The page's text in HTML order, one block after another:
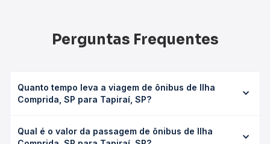
Perguntas Frequentes
Quanto tempo leva a viagem de ônibus de Ilha
Comprida, SP para Tapiraí, SP?
leva em média 3h 45min, podendo variar conforme a
Qual é o valor da passagem de ônibus de Ilha